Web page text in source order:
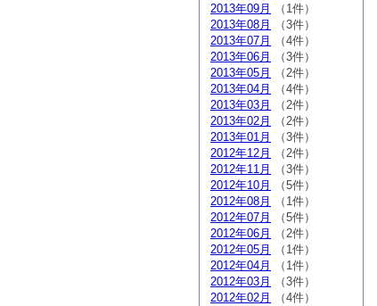
2013年09月
（1件）
2013年08月
（3件）
2013年07月
（4件）
2013年06月
（3件）
2013年05月
（2件）
2013年04月
（4件）
2013年03月
（2件）
2013年02月
（2件）
2013年01月
（3件）
2012年12月
（2件）
2012年11月
（3件）
2012年10月
（5件）
2012年08月
（1件）
2012年07月
（5件）
2012年06月
（2件）
2012年05月
（1件）
2012年04月
（1件）
2012年03月
（3件）
2012年02月
（4件）